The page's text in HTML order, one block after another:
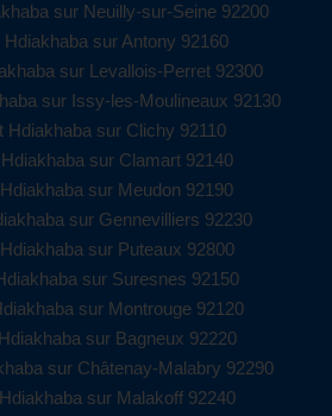
sur Neuilly-sur-Seine 92200
Hdiakhaba sur Antony 92160
sur Levallois-Perret 92300
sur Issy-les-Moulineaux 92130
Hdiakhaba sur Clichy 92110
sur Clamart 92140
sur Meudon 92190
sur Gennevilliers 92230
sur Puteaux 92800
sur Suresnes 92150
sur Montrouge 92120
sur Bagneux 92220
sur Châtenay-Malabry 92290
sur Malakoff 92240